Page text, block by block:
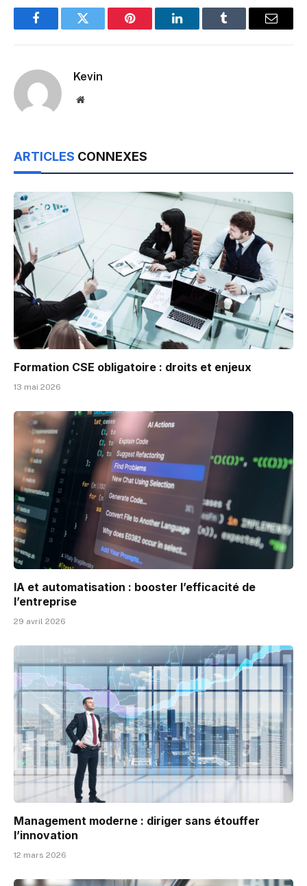
FacebookTwitter Pinterest LinkedInTumblr Email
Kevin
Website
ARTICLES CONNEXES
Formation CSE obligatoire : droits et enjeux
13 mai 2026
IA et automatisation : booster l’efficacité de
l’entreprise
29 avril 2026
Management moderne : diriger sans étouffer
l’innovation
12 mars 2026